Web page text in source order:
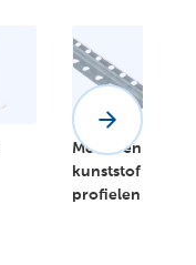
Metaal en
kunststof
profielen